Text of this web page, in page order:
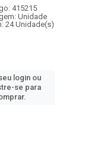
415215
Unidade
24 Unidade(s)
login ou
se para